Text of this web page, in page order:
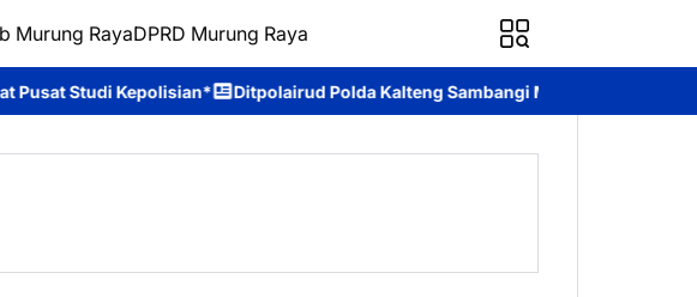
Murung RayaDPRD Murung Raya
Ditpolairud Polda Kalteng Sambangi Masyarakat, Berikan Edukasi tentang